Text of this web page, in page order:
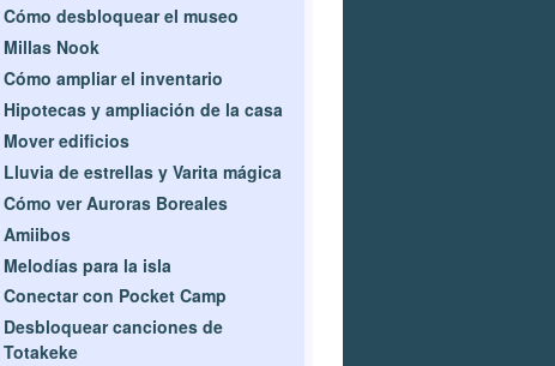
Cómo desbloquear el museo
Millas Nook
Cómo ampliar el inventario
Hipotecas y ampliación de la casa
Mover edificios
Lluvia de estrellas y Varita mágica
Cómo ver Auroras Boreales
Amiibos
Melodías para la isla
Conectar con Pocket Camp
Desbloquear canciones de
Totakeke